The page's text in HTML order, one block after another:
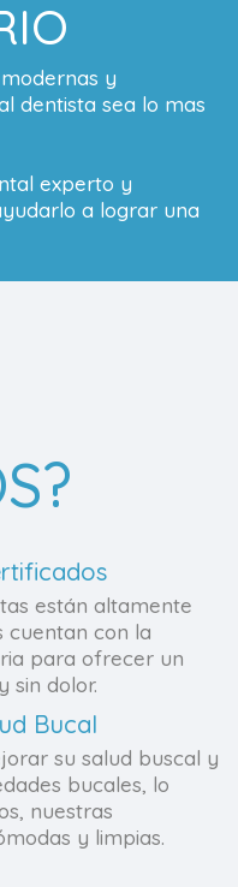
y
dentista sea lo mas
experto y
a lograr una
están altamente
cuentan con la
para ofrecer un
sin dolor.
Bucal
su salud buscal y
bucales, lo
nuestras
y limpias.